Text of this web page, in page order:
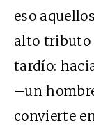
eso
alto tributo
tardío:
–un
convierte